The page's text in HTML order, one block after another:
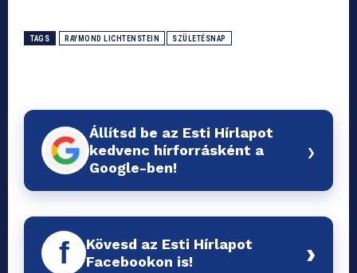
TAGS RAYMOND LICHTENSTEIN SZÜLETÉSNAP
Állítsd be az Esti Hírlapot
kedvenc hírforrásként a
Google-ben!
›
f
Kövesd az Esti Hírlapot
Facebookon is!
›